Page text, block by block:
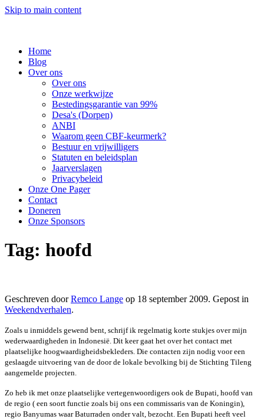
Skip to main content
Home
Blog
Over ons
Over ons
Onze werkwijze
Bestedingsgarantie van 99%
Desa's (Dorpen)
ANBI
Waarom geen CBF-keurmerk?
Bestuur en vrijwilligers
Statuten en beleidsplan
Jaarverslagen
Privacybeleid
Onze One Pager
Contact
Doneren
Onze Sponsors
Tag: hoofd
Geschreven doorRemco Lange op 18 september 2009. Gepost in
Weekendverhalen.
Zoals u inmiddels gewend bent, schrijf ik regelmatig korte stukjes over mijn
wederwaardigheden in Indonesië. Dit keer gaat het over het contact met
plaatselijke hoogwaardigheidsbekleders. Die contacten zijn nodig voor een
geslaagde uitvoering van de door de lokale bevolking bij de Stichting Tileng
aangemelde projecten.
Zo heb ik met onze plaatselijke vertegenwoordigers ook de Bupati, hoofd van
de regio ( een soort functie zoals bij ons een commissaris van de Koningin),
regio Banyumas waar Baturraden onder valt, bezocht. Een Bupati heeft veel